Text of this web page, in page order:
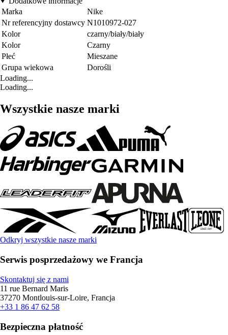
Marka
Nike
Nr referencyjny dostawcy N1010972-027
Kolor
czarny/biały/biały
Kolor
Czarny
Płeć
Mieszane
Grupa wiekowa
Dorośli
Loading...
Loading...
Wszystkie nasze marki
Odkryj wszystkie nasze marki
Serwis posprzedażowy we Francja
Skontaktuj się z nami
11 rue Bernard Maris
37270 Montlouis-sur-Loire, Francja
+33 1 86 47 62 58
Bezpieczna płatność